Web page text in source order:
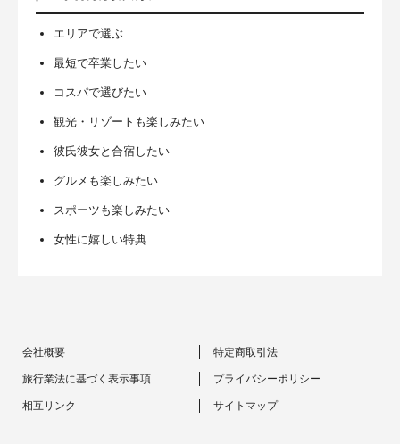
エリアで選ぶ
最短で卒業したい
コスパで選びたい
観光・リゾートも楽しみたい
彼氏彼女と合宿したい
グルメも楽しみたい
スポーツも楽しみたい
女性に嬉しい特典
会社概要 特定商取引法
旅行業法に基づく表示事項 プライバシーポリシー
相互リンク サイトマップ